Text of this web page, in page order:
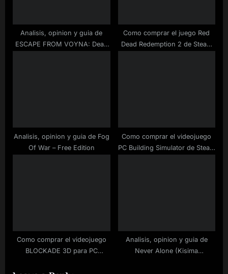
t
:
Analisis, opinion y guia de
ESCAPE FROM VOYNA: Dead
Como comprar el juego Red
Dead Redemption 2 de Steam
Analisis, opinion y guia de Fog
Of War – Free Edition
Como comprar el videojuego
PC Building Simulator de Steam
Como comprar el videojuego
BLOCKADE 3D para PC
Analisis, opinion y guia de
Never Alone (Kisima